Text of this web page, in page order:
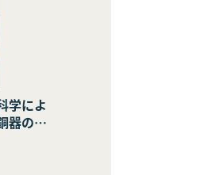
学によ
器の学